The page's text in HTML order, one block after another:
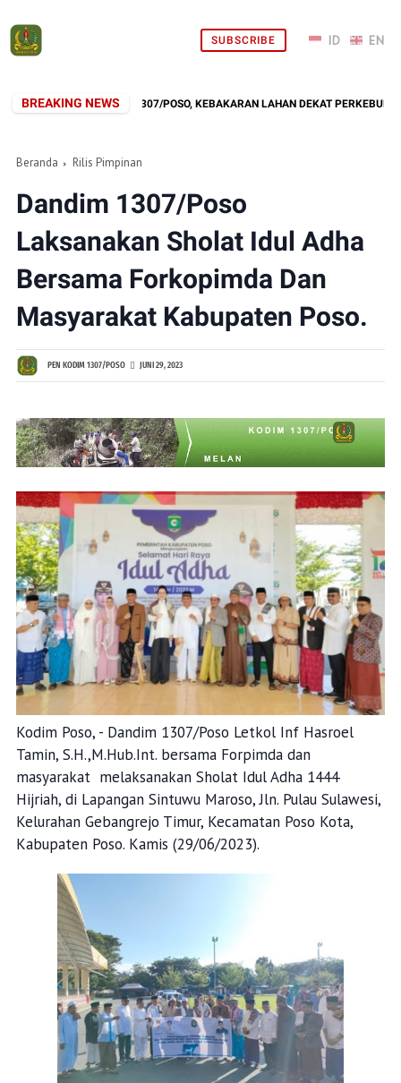
SUBSCRIBE
BREAKING NEWS
CEPAT KODIM 1307/POSO, KEBAKARAN LAHAN DEKAT PERKEBUNAN
Beranda Rilis Pimpinan
Dandim 1307/Poso
Laksanakan Sholat Idul Adha
Bersama Forkopimda Dan
Masyarakat Kabupaten Poso.
PEN KODIM 1307/POSO JUNI 29, 2023
Kodim Poso, - Dandim 1307/Poso Letkol Inf Hasroel
Tamin, S.H.,M.Hub.Int. bersama Forpimda dan
masyarakat melaksanakan Sholat Idul Adha 1444
Hijriah, di Lapangan Sintuwu Maroso, Jln. Pulau Sulawesi,
Kelurahan Gebangrejo Timur, Kecamatan Poso Kota,
Kabupaten Poso. Kamis (29/06/2023).